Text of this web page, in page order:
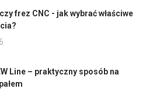
frez CNC - jak wybrać właściwe
Line – praktyczny sposób na